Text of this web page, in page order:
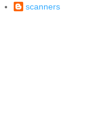
scanners